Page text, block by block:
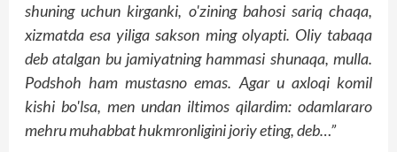
shuning uchun kirganki, o'zining bahosi sariq chaqa,
xizmatda esa yiliga sakson ming olyapti. Oliy tabaqa
deb atalgan bu jamiyatning hammasi shunaqa, mulla.
Podshoh ham mustasno emas. Agar u axloqi komil
kishi bo'lsa, men undan iltimos qilardim: odamlararo
mehru muhabbat hukmronligini joriy eting, deb…”